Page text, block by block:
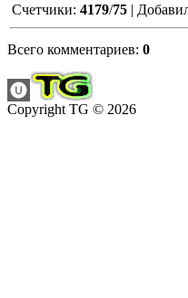
Счетчики: 4179/75 |
Всего комментариев: 0
Copyright TG © 2026